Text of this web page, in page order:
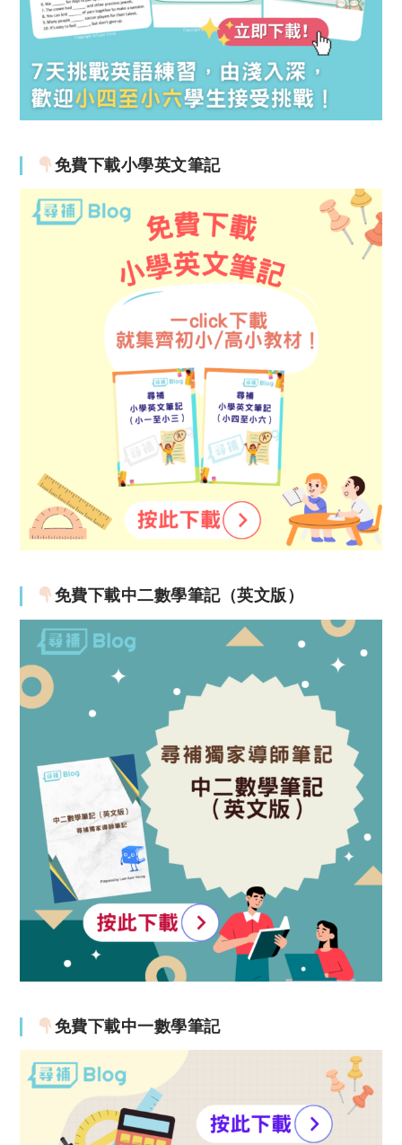
免費下載小學英文筆記
免費下載中二數學筆記（英文版）
免費下載中一數學筆記